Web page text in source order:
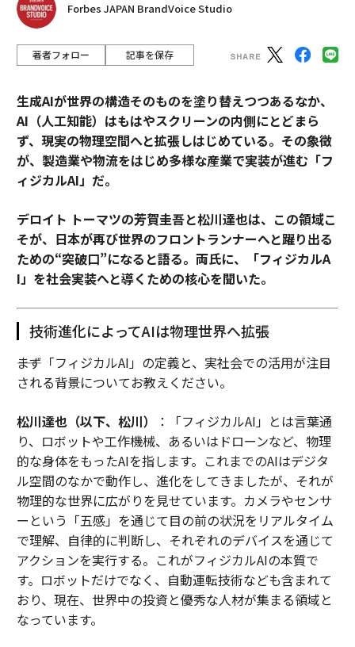
Forbes JAPAN BrandVoice Studio
著者フォロー 記事を保存
生成AIが世界の構造そのものを塗り替えつつあるなか、
AI（人工知能）はもはやスクリーンの内側にとどまら
ず、現実の物理空間へと拡張しはじめている。その象徴
が、製造業や物流をはじめ多様な産業で実装が進む「フ
ィジカルAI」だ。
デロイト トーマツの芳賀圭吾と松川達也は、この領域こ
そが、日本が再び世界のフロントランナーへと躍り出る
ための“突破口”になると語る。両氏に、「フィジカルA
I」を社会実装へと導くための核心を聞いた。
技術進化によってAIは物理世界へ拡張
――まず「フィジカルAI」の定義と、実社会での活用が注目
される背景についてお教えください。
松川達也（以下、松川）
：「フィジカルAI」とは言葉通
り、ロボットや工作機械、あるいはドローンなど、物理
的な身体をもったAIを指します。これまでのAIはデジタ
ル空間のなかで動作し、進化をしてきましたが、それが
物理的な世界に広がりを見せています。カメラやセンサ
ーという「五感」を通じて目の前の状況をリアルタイム
で理解、自律的に判断し、それぞれのデバイスを通じて
アクションを実行する。これがフィジカルAIの本質で
す。ロボットだけでなく、自動運転技術なども含まれて
おり、現在、世界中の投資と優秀な人材が集まる領域と
なっています。